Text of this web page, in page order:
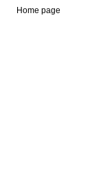
Home page